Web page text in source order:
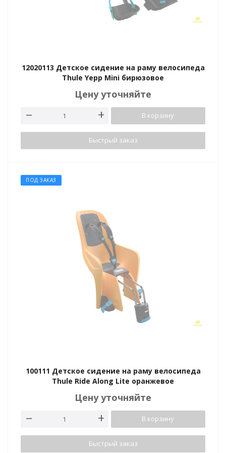
12020113 Детское сидение на раму велосипеда
Thule Yepp Mini бирюзовое
Цену уточняйте
В корзину
Быстрый заказ
ПОД ЗАКАЗ
100111 Детское сидение на раму велосипеда
Thule Ride Along Lite оранжевое
Цену уточняйте
В корзину
Быстрый заказ